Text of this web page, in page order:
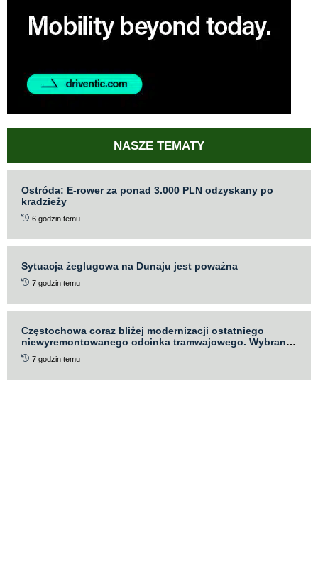
NASZE TEMATY
Ostróda: E-rower za ponad 3.000 PLN odzyskany po
kradzieży
6 godzin temu
Sytuacja żeglugowa na Dunaju jest poważna
7 godzin temu
Częstochowa coraz bliżej modernizacji ostatniego
niewyremontowanego odcinka tramwajowego. Wybrano
wykonawcę
7 godzin temu